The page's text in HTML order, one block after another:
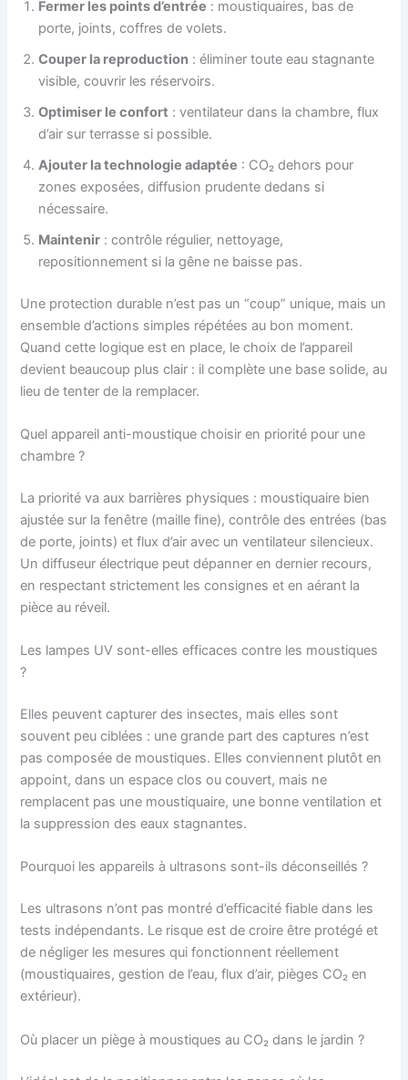
Fermer les points d’entrée : moustiquaires, bas de
porte, joints, coffres de volets.
Couper la reproduction : éliminer toute eau stagnante
visible, couvrir les réservoirs.
Optimiser le confort : ventilateur dans la chambre, flux
d’air sur terrasse si possible.
Ajouter la technologie adaptée : CO₂ dehors pour
zones exposées, diffusion prudente dedans si
nécessaire.
Maintenir : contrôle régulier, nettoyage,
repositionnement si la gêne ne baisse pas.
Une protection durable n’est pas un “coup” unique, mais un
ensemble d’actions simples répétées au bon moment.
Quand cette logique est en place, le choix de l’appareil
devient beaucoup plus clair : il complète une base solide, au
lieu de tenter de la remplacer.
Quel appareil anti-moustique choisir en priorité pour une
chambre ?
La priorité va aux barrières physiques : moustiquaire bien
ajustée sur la fenêtre (maille fine), contrôle des entrées (bas
de porte, joints) et flux d’air avec un ventilateur silencieux.
Un diffuseur électrique peut dépanner en dernier recours,
en respectant strictement les consignes et en aérant la
pièce au réveil.
Les lampes UV sont-elles efficaces contre les moustiques
?
Elles peuvent capturer des insectes, mais elles sont
souvent peu ciblées : une grande part des captures n’est
pas composée de moustiques. Elles conviennent plutôt en
appoint, dans un espace clos ou couvert, mais ne
remplacent pas une moustiquaire, une bonne ventilation et
la suppression des eaux stagnantes.
Pourquoi les appareils à ultrasons sont-ils déconseillés ?
Les ultrasons n’ont pas montré d’efficacité fiable dans les
tests indépendants. Le risque est de croire être protégé et
de négliger les mesures qui fonctionnent réellement
(moustiquaires, gestion de l’eau, flux d’air, pièges CO₂ en
extérieur).
Où placer un piège à moustiques au CO₂ dans le jardin ?